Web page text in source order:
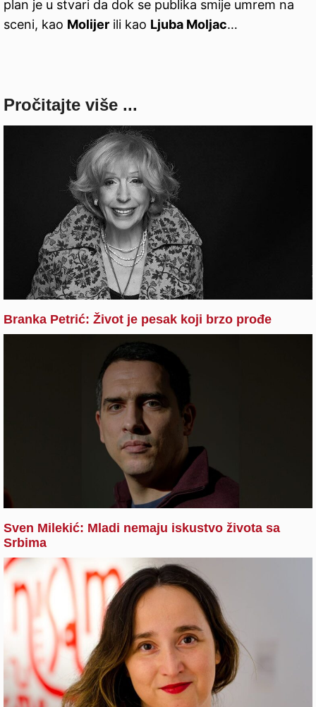
plan je u stvari da dok se publika smije umrem na
sceni, kao Molijer ili kao Ljuba Moljac…
Pročitajte više ...
Branka Petrić: Život je pesak koji brzo prođe
Sven Milekić: Mladi nemaju iskustvo života sa
Srbima